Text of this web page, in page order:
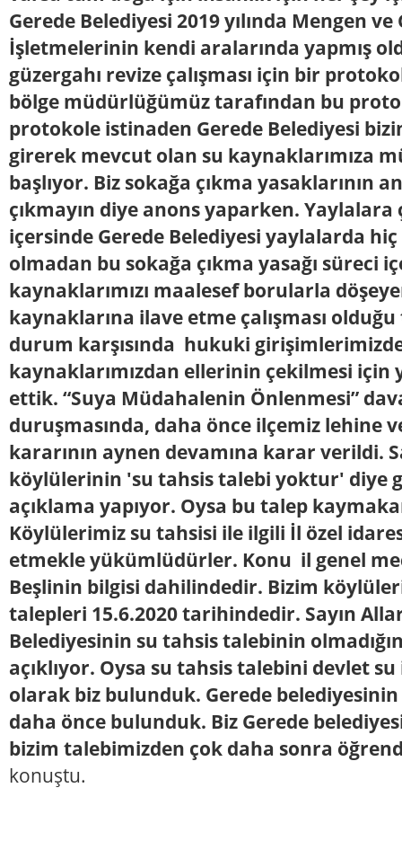
Gerede Belediyesi 2019 yılında Mengen
İşletmelerinin kendi aralarında yapmış
güzergahı revize çalışması için bir
bölge müdürlüğümüz tarafından bu
protokole istinaden Gerede Belediyesi
girerek mevcut olan su kaynaklarımıza
başlıyor. Biz sokağa çıkma yasaklarının
çıkmayın diye anons yaparken. Yaylalara
içersinde Gerede Belediyesi yaylalarda
olmadan bu sokağa çıkma yasağı süreci
kaynaklarımızı maalesef borularla
kaynaklarına ilave etme çalışması
durum karşısında hukuki
kaynaklarımızdan ellerinin çekilmesi için
ettik. “Suya Müdahalenin Önlenmesi”
duruşmasında, daha önce ilçemiz lehine
kararının aynen devamına karar verildi.
köylülerinin 'su tahsis talebi yoktur' diye
açıklama yapıyor. Oysa bu talep
Köylülerimiz su tahsisi ile ilgili İl özel
etmekle yükümlüdürler. Konu il genel
Beşlinin bilgisi dahilindedir. Bizim
talepleri 15.6.2020 tarihindedir. Sayın
Belediyesinin su tahsis talebinin
açıklıyor. Oysa su tahsis talebini devlet
olarak biz bulunduk. Gerede
daha önce bulunduk. Biz Gerede
bizim talebimizden çok daha sonra
konuştu.